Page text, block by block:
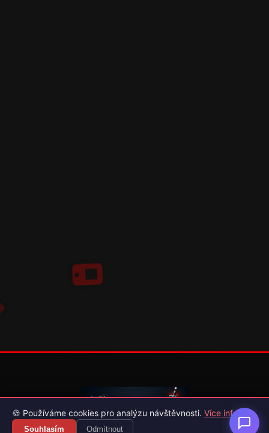
🍪 Používáme cookies pro analýzu návštěvnosti. Více info
Souhlasím Odmítnout